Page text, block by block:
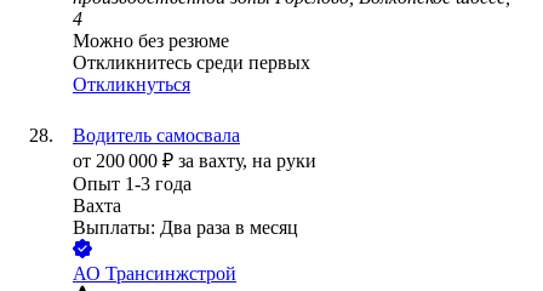
4
Можно без резюме
Откликнитесь среди первых
Откликнуться
Водитель самосвала
от 200 000 ₽ за вахту, на руки
Опыт 1-3 года
Вахта
Выплаты: Два раза в месяц
АО Трансинжстрой